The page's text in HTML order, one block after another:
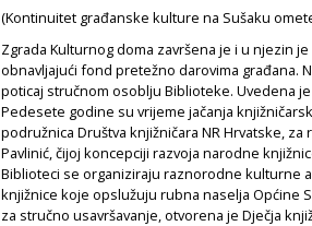
(Kontinuitet građanske kulture na Sušaku
Zgrada Kulturnog doma završena je i u njezin
obnavljajući fond pretežno darovima građana.
poticaj stručnom osoblju Biblioteke. Uvedena
Pedesete godine su vrijeme jačanja
podružnica Društva knjižničara NR Hrvatske,
Pavlinić, čijoj koncepciji razvoja narodne
Biblioteci se organiziraju raznorodne kulturne
knjižnice koje opslužuju rubna naselja Općine
za stručno usavršavanje, otvorena je Dječja